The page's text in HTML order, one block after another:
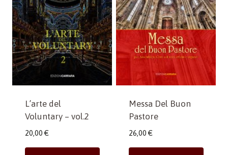
L’arte del
Voluntary – vol.2
20,00 €
Messa Del Buon
Pastore
26,00 €